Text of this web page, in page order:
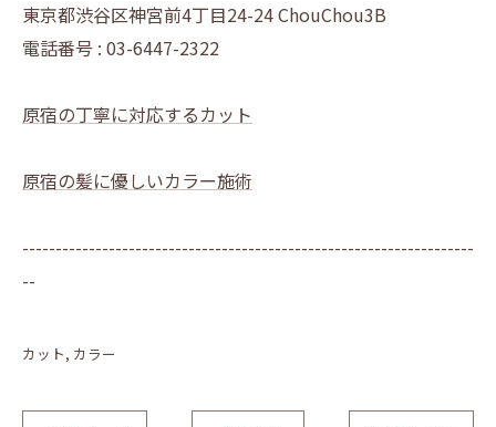
東京都渋谷区神宮前4丁目24-24 ChouChou3B
電話番号 : 03-6447-2322
原宿の丁寧に対応するカット
原宿の髪に優しいカラー施術
--------------------------------------------------------------------
--
カット カラー